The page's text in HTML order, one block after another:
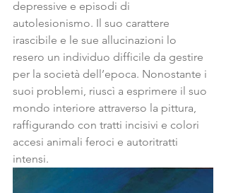
depressive e episodi di
autolesionismo. Il suo carattere
irascibile e le sue allucinazioni lo
resero un individuo difficile da gestire
per la società dell’epoca. Nonostante i
suoi problemi, riuscì a esprimere il suo
mondo interiore attraverso la pittura,
raffigurando con tratti incisivi e colori
accesi animali feroci e autoritratti
intensi.